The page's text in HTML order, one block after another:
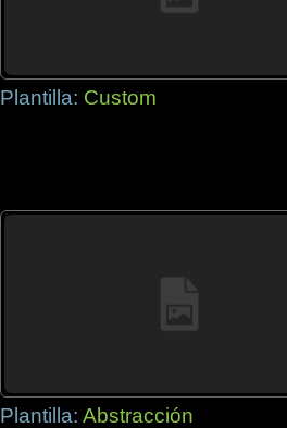
Plantilla: Custom
Plantilla: Abstracción